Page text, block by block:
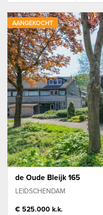
AANGEKOCHT
de Oude Bleijk 165
LEIDSCHENDAM
€ 525.000 k.k.